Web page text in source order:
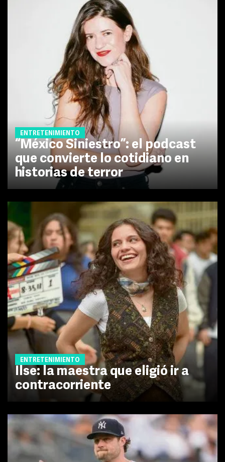
ENTRETENIMIENTO
“México Siniestro”: el podcast
que convierte lo cotidiano en
historias de terror
ENTRETENIMIENTO
Ilse: la maestra que eligió ir a
contracorriente